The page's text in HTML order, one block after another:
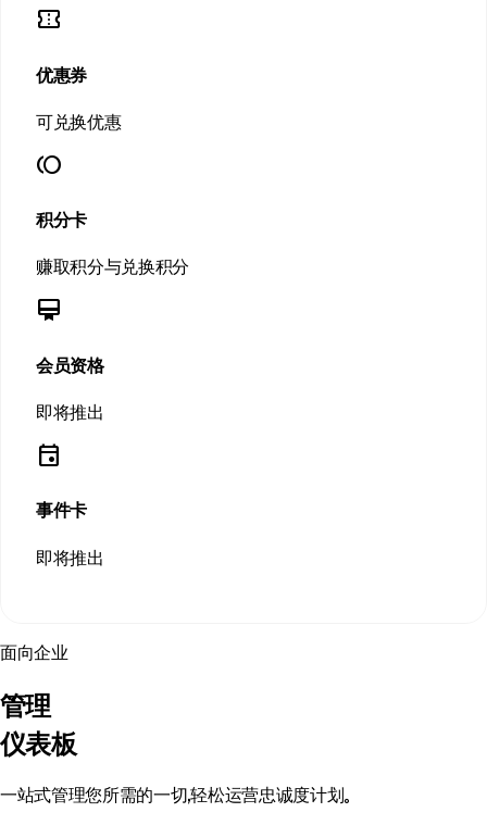
confirmation_number
优惠券
可兑换优惠
toll
积分卡
赚取积分与兑换积分
card_membership
会员资格
即将推出
event
事件卡
即将推出
面向企业
管理
仪表板
一站式管理您所需的一切，轻松运营忠诚度计划。